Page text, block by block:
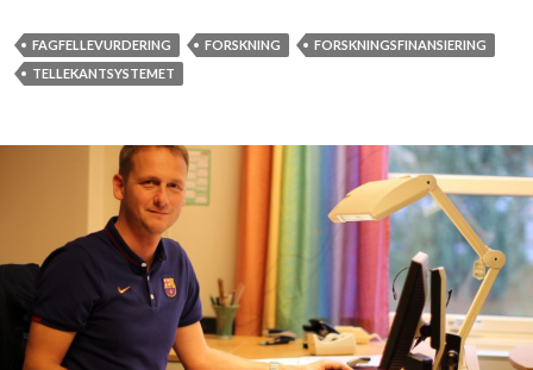
t
e
l
l
e
r
FAGFELLEVURDERING FORSKNING
FORSKNINGSFINANSIERING
TELLEKANTSYSTEMET